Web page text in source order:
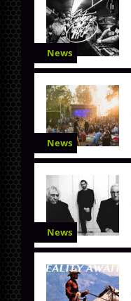
News
News
News